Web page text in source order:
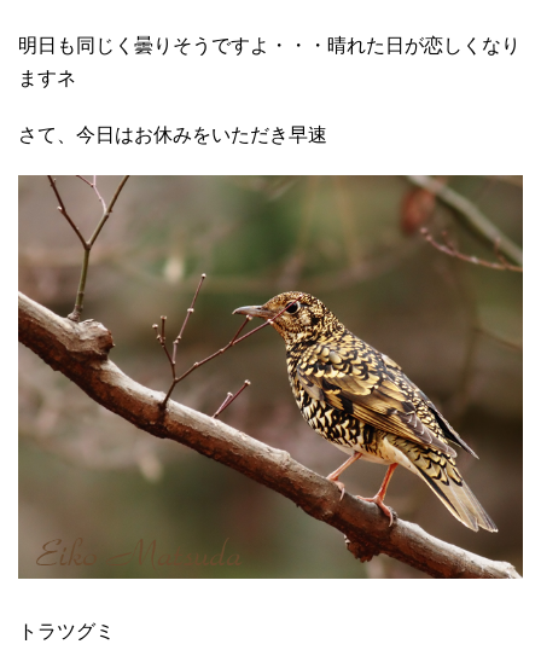
明日も同じく曇りそうですよ・・・晴れた日が恋しくなり
ますネ
さて、今日はお休みをいただき早速
トラツグミ